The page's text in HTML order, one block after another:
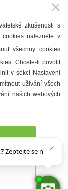
zkušenosti s
naleznete v
všechny cookies
Chcete-li povolit
v sekci Nastavení
užívání všech
našich webových
se našeho asi